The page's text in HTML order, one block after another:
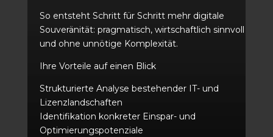
So entsteht Schritt für Schritt mehr digitale
Souveränität: pragmatisch, wirtschaftlich sinnvoll
und ohne unnötige Komplexität.
Ihre Vorteile auf einen Blick
Strukturierte Analyse bestehender IT- und
Lizenzlandschaften
Identifikation konkreter Einspar- und
Optimierungspotenziale